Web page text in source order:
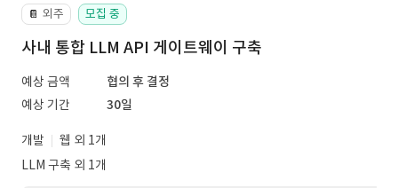
📔 외주 모집 중
사내 통합 LLM API 게이트웨이 구축
예상 금액
협의 후 결정
예상 기간
30일
개발
웹 외 1개
LLM 구축 외 1개